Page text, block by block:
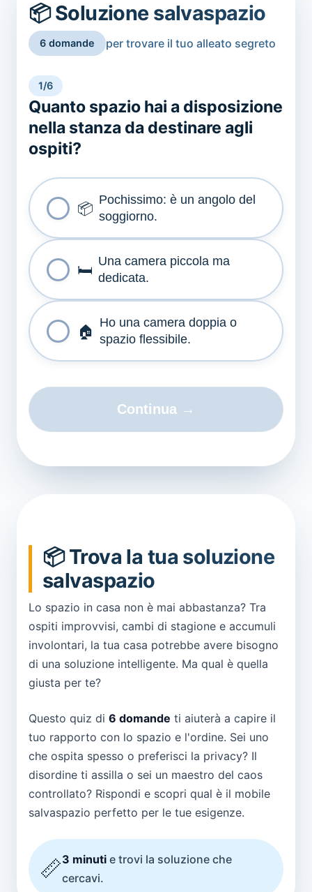
📦 Soluzione salvaspazio
6 domande per trovare il tuo alleato segreto
1/6
Quanto spazio hai a disposizione
nella stanza da destinare agli
ospiti?
📦
Pochissimo: è un angolo del
soggiorno.
🛏️
Una camera piccola ma
dedicata.
🏠
Ho una camera doppia o
spazio flessibile.
Continua →
📦 Trova la tua soluzione
salvaspazio
Lo spazio in casa non è mai abbastanza? Tra
ospiti improvvisi, cambi di stagione e accumuli
involontari, la tua casa potrebbe avere bisogno
di una soluzione intelligente. Ma qual è quella
giusta per te?
Questo quiz di 6 domande ti aiuterà a capire il
tuo rapporto con lo spazio e l'ordine. Sei uno
che ospita spesso o preferisci la privacy? Il
disordine ti assilla o sei un maestro del caos
controllato? Rispondi e scopri qual è il mobile
salvaspazio perfetto per le tue esigenze.
📏3 minuti e trovi la soluzione che
cercavi.